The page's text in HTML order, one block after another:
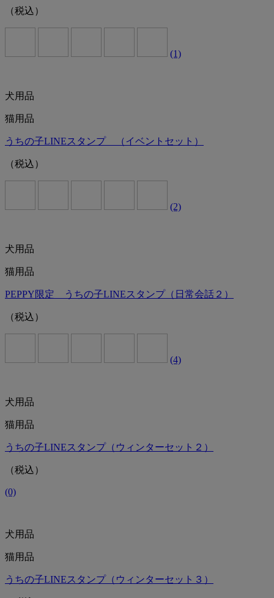
（税込）
(1)
犬用品
猫用品
うちの子LINEスタンプ （イベントセット）
（税込）
(2)
犬用品
猫用品
PEPPY限定 うちの子LINEスタンプ（日常会話２）
（税込）
(4)
犬用品
猫用品
うちの子LINEスタンプ（ウィンターセット２）
（税込）
(0)
犬用品
猫用品
うちの子LINEスタンプ（ウィンターセット３）